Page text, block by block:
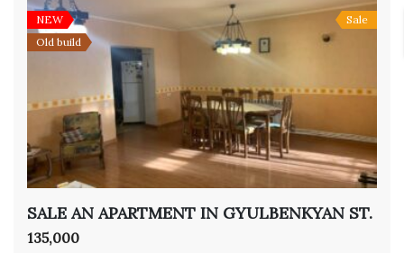
NEW
Old build
Sale
SALE AN APARTMENT IN GYULBENKYAN ST.
135,000